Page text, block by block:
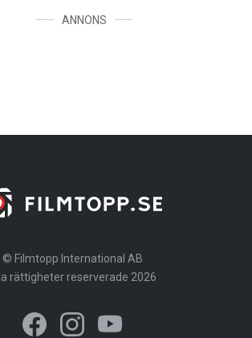
ANNONS
© Filmtopp International AB
rättigheter reserverade 2026